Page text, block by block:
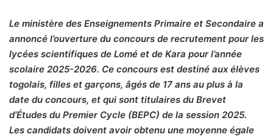
Le ministère des Enseignements Primaire et Secondaire a
annoncé l’ouverture du concours de recrutement pour les
lycées scientifiques de Lomé et de Kara pour l’année
scolaire 2025-2026. Ce concours est destiné aux élèves
togolais, filles et garçons, âgés de 17 ans au plus à la
date du concours, et qui sont titulaires du Brevet
d’Études du Premier Cycle (BEPC) de la session 2025.
Les candidats doivent avoir obtenu une moyenne égale